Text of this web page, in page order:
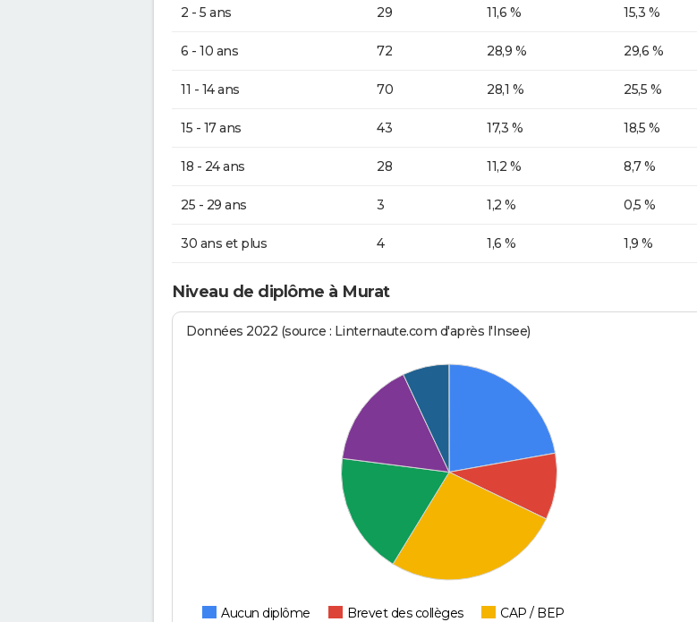
2 - 5 ans 29 11,6 % 15,3 %
6 - 10 ans 72 28,9 % 29,6 %
11 - 14 ans 70 28,1 % 25,5 %
15 - 17 ans 43 17,3 % 18,5 %
18 - 24 ans 28 11,2 % 8,7 %
25 - 29 ans 3 1,2 % 0,5 %
30 ans et plus 4 1,6 % 1,9 %
Niveau de diplôme à Murat
Données 2022 (source : Linternaute.com d'après l'Insee)
Aucun diplôme Brevet des collèges
CAP / BEP